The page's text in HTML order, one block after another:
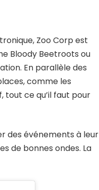
Zoo Corp est
Bloody Beetroots ou
En parallèle des
comme les
tout ce qu’il faut pour
des événements à leur
de bonnes ondes. La